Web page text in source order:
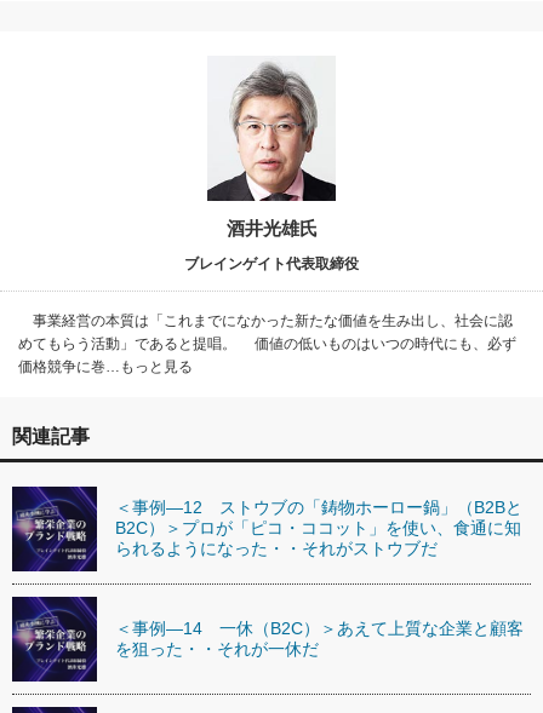
酒井光雄氏
ブレインゲイト代表取締役
事業経営の本質は「これまでになかった新たな価値を生み出し、社会に認
めてもらう活動」であると提唱。 価値の低いものはいつの時代にも、必ず
価格競争に巻…もっと見る
関連記事
＜事例―12 ストウブの「鋳物ホーロー鍋」（B2Bと
B2C）＞プロが「ピコ・ココット」を使い、食通に知
られるようになった・・それがストウブだ
＜事例―14 一休（B2C）＞あえて上質な企業と顧客
を狙った・・それが一休だ